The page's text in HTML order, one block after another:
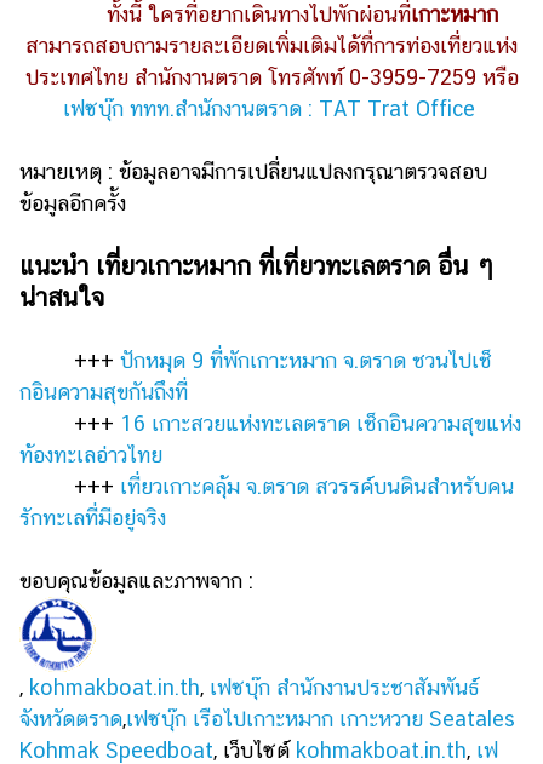
ทั้งนี้ ใครที่อยากเดินทางไปพักผ่อนที่เกาะหมาก
สามารถสอบถามรายละเอียดเพิ่มเติมได้ที่การท่องเที่ยวแห่ง
ประเทศไทย สำนักงานตราด โทรศัพท์ 0-3959-7259 หรือ
เฟซบุ๊ก ททท.สำนักงานตราด : TAT Trat Office
หมายเหตุ : ข้อมูลอาจมีการเปลี่ยนแปลงกรุณาตรวจสอบ
ข้อมูลอีกครั้ง
แนะนำ เที่ยวเกาะหมาก ที่เที่ยวทะเลตราด อื่น ๆ
น่าสนใจ
+++ ปักหมุด 9 ที่พักเกาะหมาก จ.ตราด ชวนไปเช็
กอินความสุขกันถึงที่
+++ 16 เกาะสวยแห่งทะเลตราด เช็กอินความสุขแห่ง
ท้องทะเลอ่าวไทย
+++ เที่ยวเกาะคลุ้ม จ.ตราด สวรรค์บนดินสำหรับคน
รักทะเลที่มีอยู่จริง
ขอบคุณข้อมูลและภาพจาก :
, kohmakboat.in.th, เฟซบุ๊ก สำนักงานประชาสัมพันธ์
จังหวัดตราด,เฟซบุ๊ก เรือไปเกาะหมาก เกาะหวาย Seatales
Kohmak Speedboat, เว็บไซต์ kohmakboat.in.th, เฟ